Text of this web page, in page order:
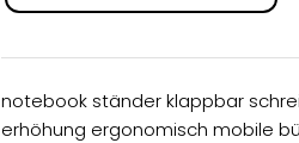
notebook ständer klappbar
erhöhung ergonomisch mobile